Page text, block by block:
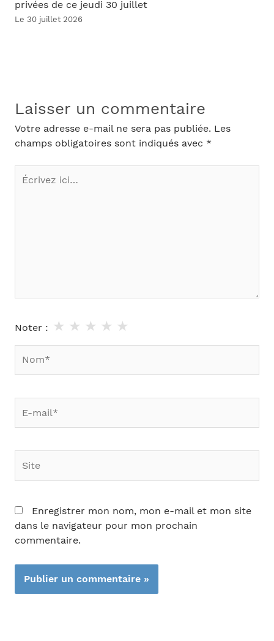
privées de ce jeudi 30 juillet
Le 30 juillet 2026
Laisser un commentaire
Votre adresse e-mail ne sera pas publiée. Les
champs obligatoires sont indiqués avec *
Écrivez
ici…
Noter : ★
★
★
★
★
mail*
Enregistrer mon nom, mon e-mail et mon site
dans le navigateur pour mon prochain
commentaire.